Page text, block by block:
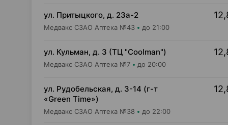
ул. Притыцкого, д. 23а-2
Медвакс СЗАО Аптека №43 до 21:00
ул. Кульман, д. 3 (ТЦ "Coolman")
Медвакс СЗАО Аптека №7 до 20:00
ул. Рудобельская, д. 3-14 (г-т
«Green Time»)
Медвакс СЗАО Аптека №38 до 22:00